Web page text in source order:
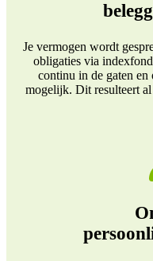
Je vermogen wordt
obligaties via
continu in de gaten
mogelijk. Dit resulteert